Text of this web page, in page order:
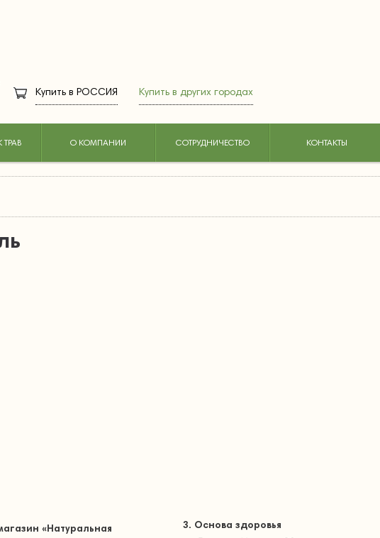
Купить в РОССИЯ Купить в других городах
О КОМПАНИИ СОТРУДНИЧЕСТВО КОНТАКТЫ
«Натуральная
3. Основа здоровья